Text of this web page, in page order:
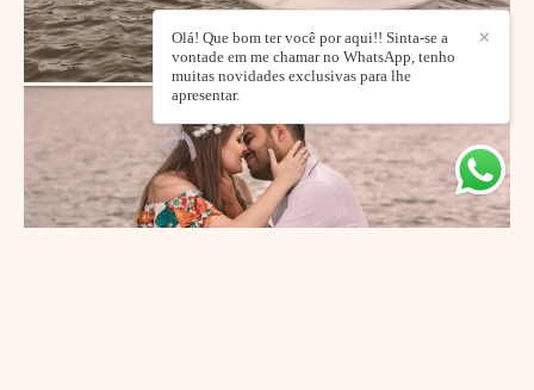
✕
Olá! Que bom ter você por aqui!! Sinta-se a
vontade em me chamar no WhatsApp, tenho
muitas novidades exclusivas para lhe
apresentar.